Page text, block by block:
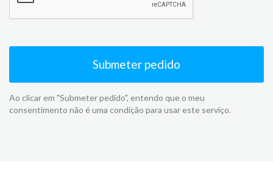
Submeter pedido
Ao clicar em "Submeter pedido", entendo que o meu
consentimento não é uma condição para usar este serviço.